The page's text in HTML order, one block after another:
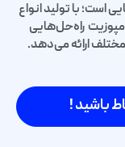
است؛ با تولید انواع
راه‌حل‌هایی
ارائه می‌دهد.
باشید !